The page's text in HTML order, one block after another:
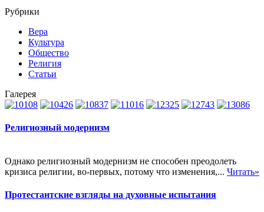
Рубрики
Вера
Культура
Общество
Религия
Статьи
Галерея
Религиозный модернизм
Однако религиозный модернизм не способен преодолеть
кризиса религии, во-первых, потому что изменения,... Читать»
Протестантские взгляды на духовные испытания